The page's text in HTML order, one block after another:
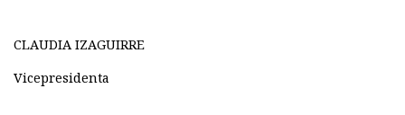
CLAUDIA IZAGUIRRE
Vicepresidenta